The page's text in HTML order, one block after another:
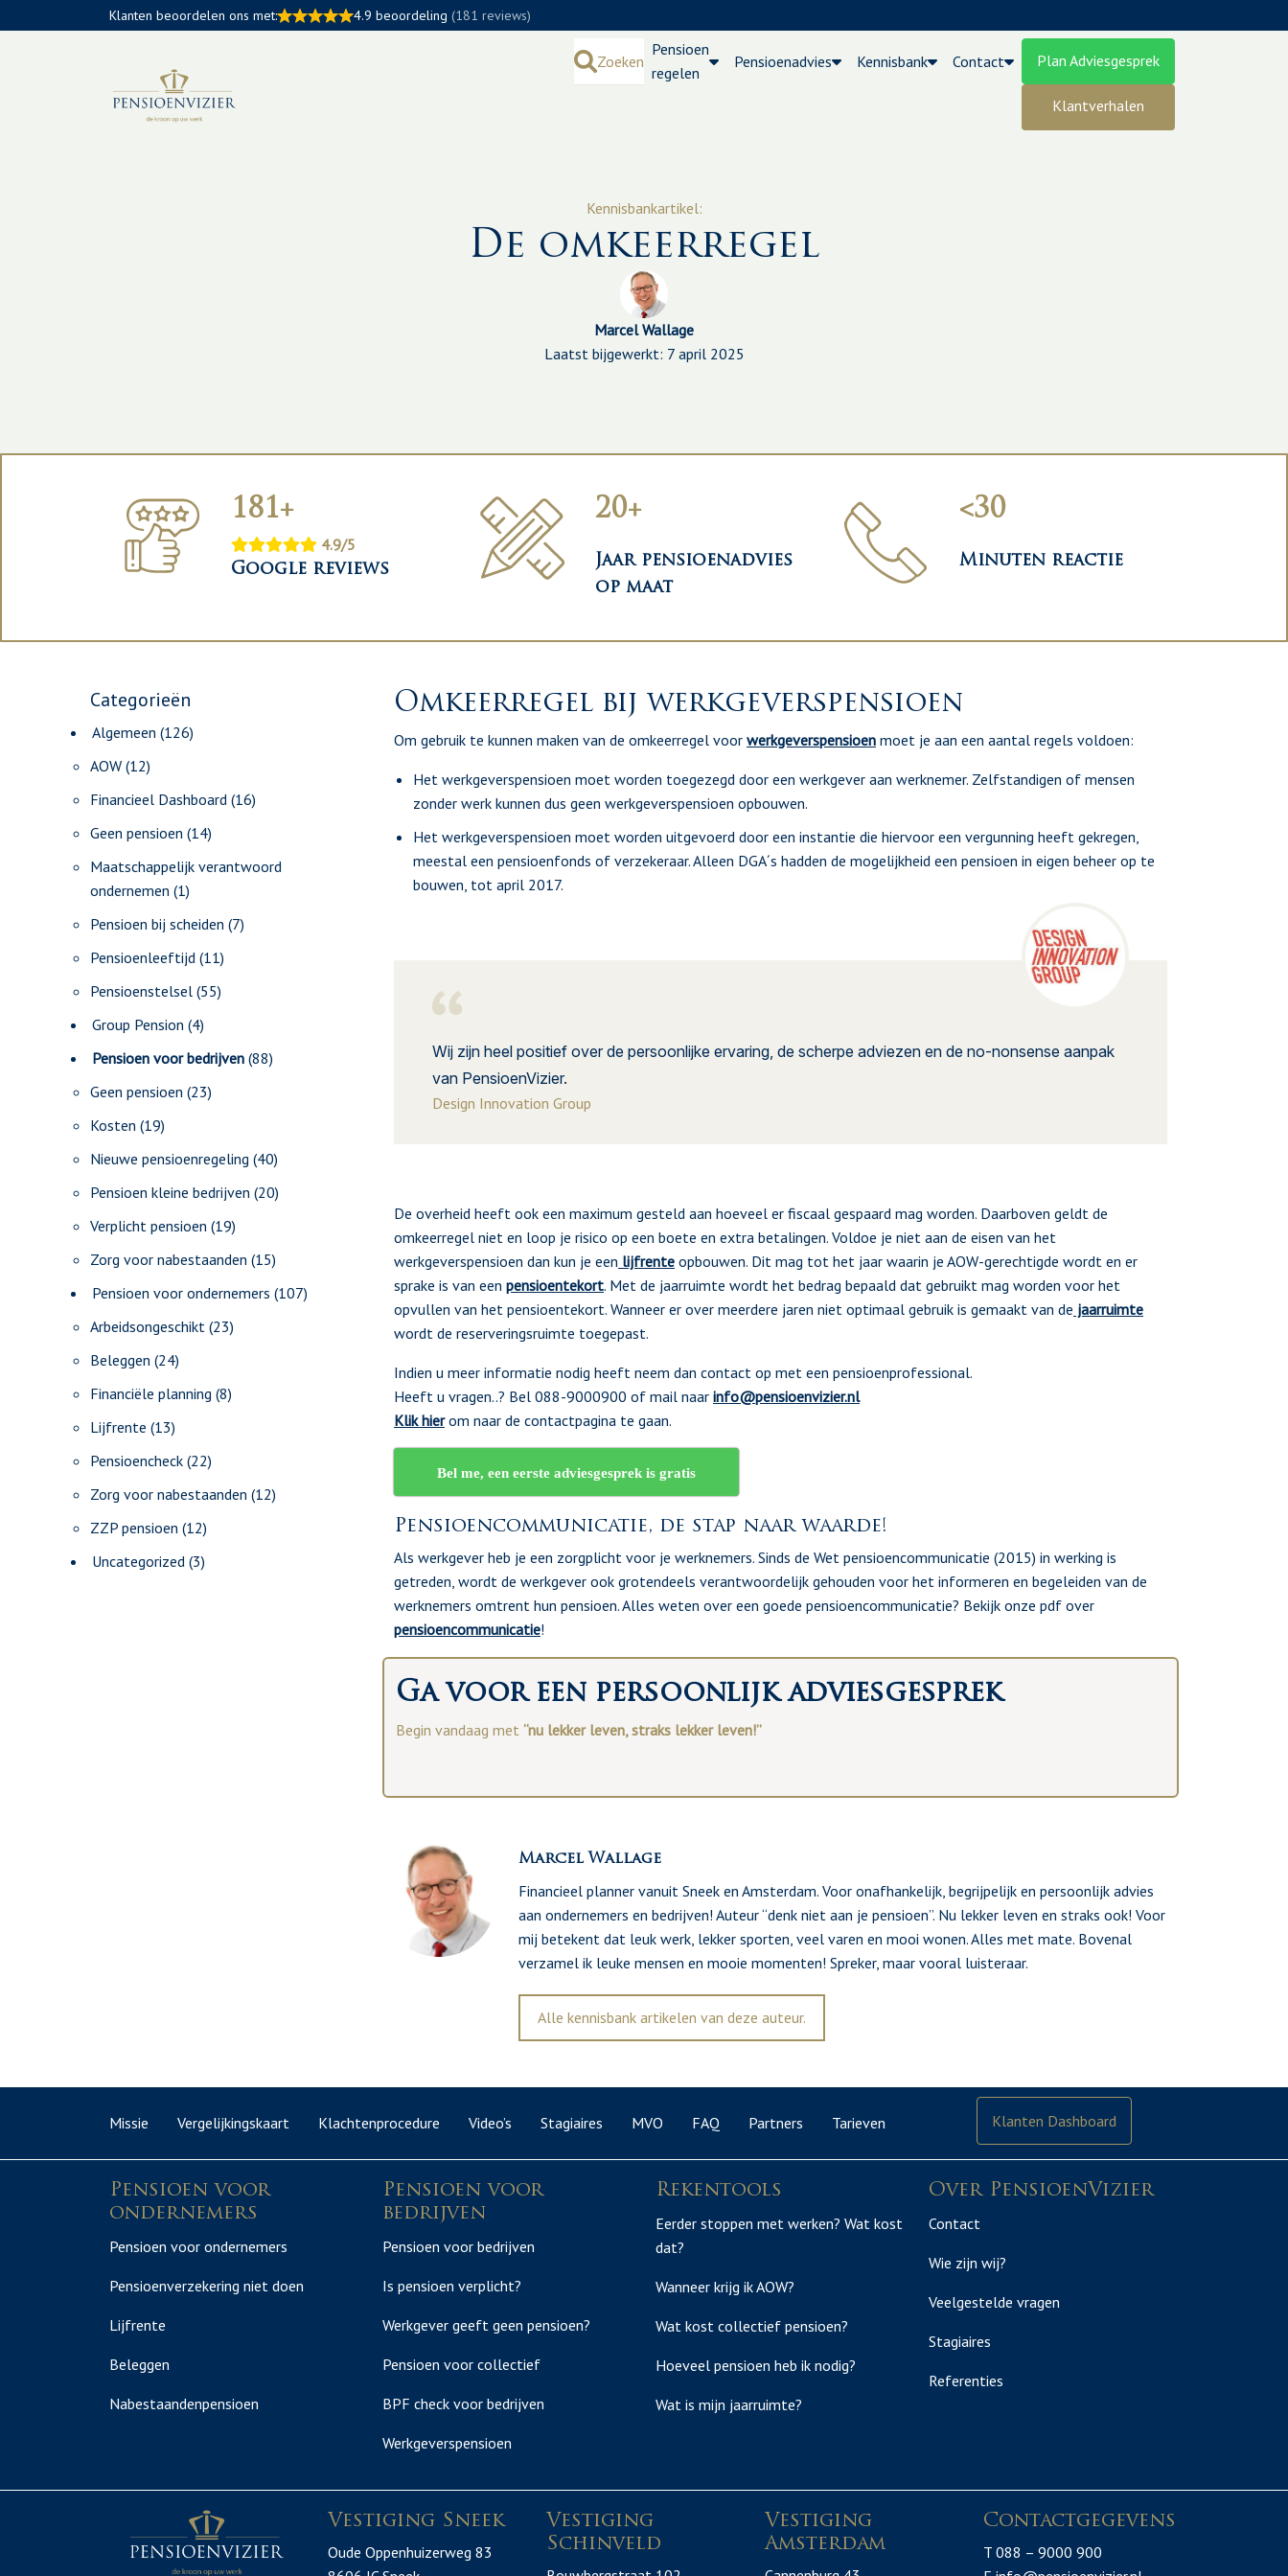
Klanten beoordelen ons met: 4.9 beoordeling (181 reviews)
Zoeken
Pensioen
regelen
Pensioenadvies Kennisbank Contact Plan Adviesgesprek
Klantverhalen
Kennisbankartikel:
De omkeerregel
Marcel Wallage
Laatst bijgewerkt: 7 april 2025
181+
4.9/5
Google reviews
20+
Jaar pensioenadvies
op maat
<30
Minuten reactie
Categorieën
Algemeen (126)
AOW (12)
Financieel Dashboard (16)
Geen pensioen (14)
Maatschappelijk verantwoord
ondernemen (1)
Pensioen bij scheiden (7)
Pensioenleeftijd (11)
Pensioenstelsel (55)
Group Pension (4)
Pensioen voor bedrijven (88)
Geen pensioen (23)
Kosten (19)
Nieuwe pensioenregeling (40)
Pensioen kleine bedrijven (20)
Verplicht pensioen (19)
Zorg voor nabestaanden (15)
Pensioen voor ondernemers (107)
Arbeidsongeschikt (23)
Beleggen (24)
Financiële planning (8)
Lijfrente (13)
Pensioencheck (22)
Zorg voor nabestaanden (12)
ZZP pensioen (12)
Uncategorized (3)
Omkeerregel bij werkgeverspensioen
Om gebruik te kunnen maken van de omkeerregel voor werkgeverspensioen moet je aan een aantal regels voldoen:
Het werkgeverspensioen moet worden toegezegd door een werkgever aan werknemer. Zelfstandigen of mensen
zonder werk kunnen dus geen werkgeverspensioen opbouwen.
Het werkgeverspensioen moet worden uitgevoerd door een instantie die hiervoor een vergunning heeft gekregen,
meestal een pensioenfonds of verzekeraar. Alleen DGA´s hadden de mogelijkheid een pensioen in eigen beheer op te
bouwen, tot april 2017.
Wij zijn heel positief over de persoonlijke ervaring, de scherpe adviezen en de no-nonsense aanpak
van PensioenVizier.
Design Innovation Group
De overheid heeft ook een maximum gesteld aan hoeveel er fiscaal gespaard mag worden. Daarboven geldt de
omkeerregel niet en loop je risico op een boete en extra betalingen. Voldoe je niet aan de eisen van het
werkgeverspensioen dan kun je een lijfrente opbouwen. Dit mag tot het jaar waarin je AOW-gerechtigde wordt en er
sprake is van een pensioentekort. Met de jaarruimte wordt het bedrag bepaald dat gebruikt mag worden voor het
opvullen van het pensioentekort. Wanneer er over meerdere jaren niet optimaal gebruik is gemaakt van de jaarruimte
wordt de reserveringsruimte toegepast.
Indien u meer informatie nodig heeft neem dan contact op met een pensioenprofessional.
Heeft u vragen..? Bel 088-9000900 of mail naar info@pensioenvizier.nl
Klik hierom naar de contactpagina te gaan.
Bel me, een eerste adviesgesprek is gratis
Pensioencommunicatie, de stap naar waarde!
Als werkgever heb je een zorgplicht voor je werknemers. Sinds de Wet pensioencommunicatie (2015) in werking is
getreden, wordt de werkgever ook grotendeels verantwoordelijk gehouden voor het informeren en begeleiden van de
werknemers omtrent hun pensioen. Alles weten over een goede pensioencommunicatie? Bekijk onze pdf over
pensioencommunicatie!
Ga voor een persoonlijk adviesgesprek
Begin vandaag met “nu lekker leven, straks lekker leven!”
Marcel Wallage
Financieel planner vanuit Sneek en Amsterdam. Voor onafhankelijk, begrijpelijk en persoonlijk advies
aan ondernemers en bedrijven! Auteur “denk niet aan je pensioen”. Nu lekker leven en straks ook! Voor
mij betekent dat leuk werk, lekker sporten, veel varen en mooi wonen. Alles met mate. Bovenal
verzamel ik leuke mensen en mooie momenten! Spreker, maar vooral luisteraar.
Alle kennisbank artikelen van deze auteur.
Missie Vergelijkingskaart Klachtenprocedure Video’s Stagiaires MVO FAQ Partners Tarieven Klanten Dashboard
Pensioen voor
ondernemers
Pensioen voor ondernemers
Pensioenverzekering niet doen
Lijfrente
Beleggen
Nabestaandenpensioen
Pensioen voor
bedrijven
Pensioen voor bedrijven
Is pensioen verplicht?
Werkgever geeft geen pensioen?
Pensioen voor collectief
BPF check voor bedrijven
Werkgeverspensioen
Rekentools
Eerder stoppen met werken? Wat kost
dat?
Wanneer krijg ik AOW?
Wat kost collectief pensioen?
Hoeveel pensioen heb ik nodig?
Wat is mijn jaarruimte?
Over PensioenVizier
Contact
Wie zijn wij?
Veelgestelde vragen
Stagiaires
Referenties
Vestiging Sneek
Oude Oppenhuizerweg 83
Vestiging
Schinveld
Vestiging
Amsterdam
Contactgegevens
T 088 – 9000 900